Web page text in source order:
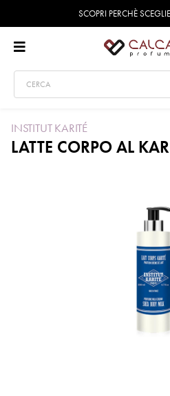
SCOPRI PERCHÈ
INSTITUT KARITÉ
LATTE CORPO AL